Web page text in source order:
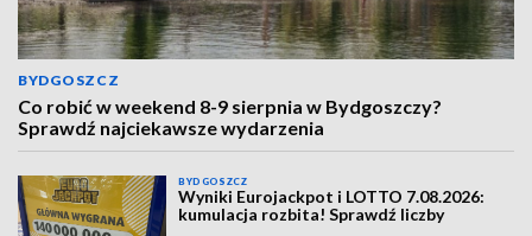
BYDGOSZCZ
Co robić w weekend 8-9 sierpnia w Bydgoszczy?
Sprawdź najciekawsze wydarzenia
BYDGOSZCZ
Wyniki Eurojackpot i LOTTO 7.08.2026:
kumulacja rozbita! Sprawdź liczby